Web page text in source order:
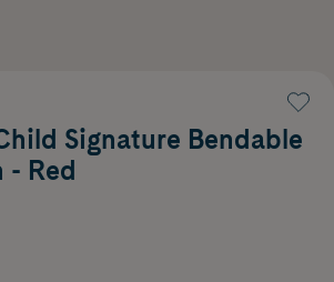
Signature Bendable
- Red